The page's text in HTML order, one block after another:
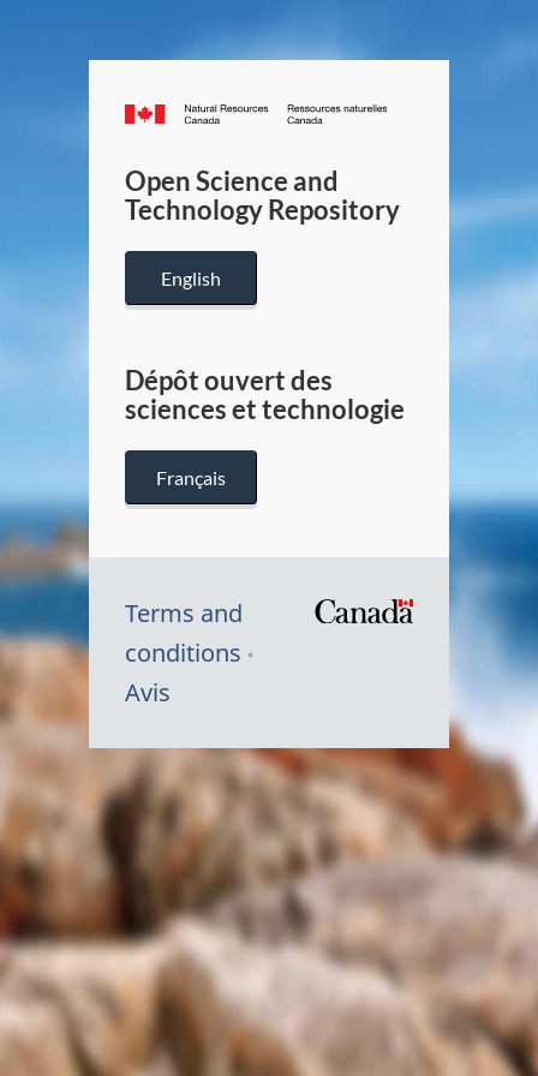
Canada.ca
/
Canada
Open Science and
Technology Repository
English
Dépôt ouvert des
sciences et technologie
Français
Terms and
conditions
Avis
Symbole
du
Canada